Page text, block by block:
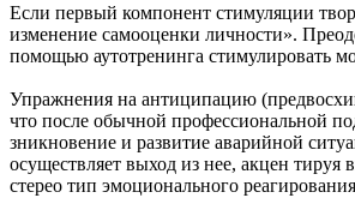
Если первый компонент стимуляции
изменение самооценки личности».
помощью аутотренинга стимулировать
Упражнения на антиципацию
что после обычной профессиональной
зникновение и развитие аварийной
осуществляет выход из нее, акцен
стерео тип эмоционального